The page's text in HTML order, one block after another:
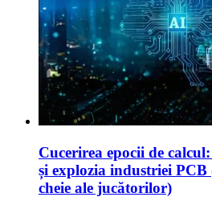
Cucerirea epocii de
și explozia industriei
cheie ale jucătorilor)